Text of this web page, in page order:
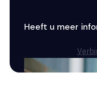
Heeft u meer